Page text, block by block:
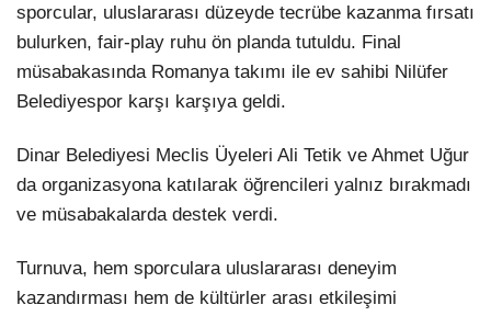
sporcular, uluslararası düzeyde tecrübe kazanma fırsatı
bulurken, fair-play ruhu ön planda tutuldu. Final
müsabakasında Romanya takımı ile ev sahibi Nilüfer
Belediyespor karşı karşıya geldi.
Dinar Belediyesi Meclis Üyeleri Ali Tetik ve Ahmet Uğur
da organizasyona katılarak öğrencileri yalnız bırakmadı
ve müsabakalarda destek verdi.
Turnuva, hem sporculara uluslararası deneyim
kazandırması hem de kültürler arası etkileşimi